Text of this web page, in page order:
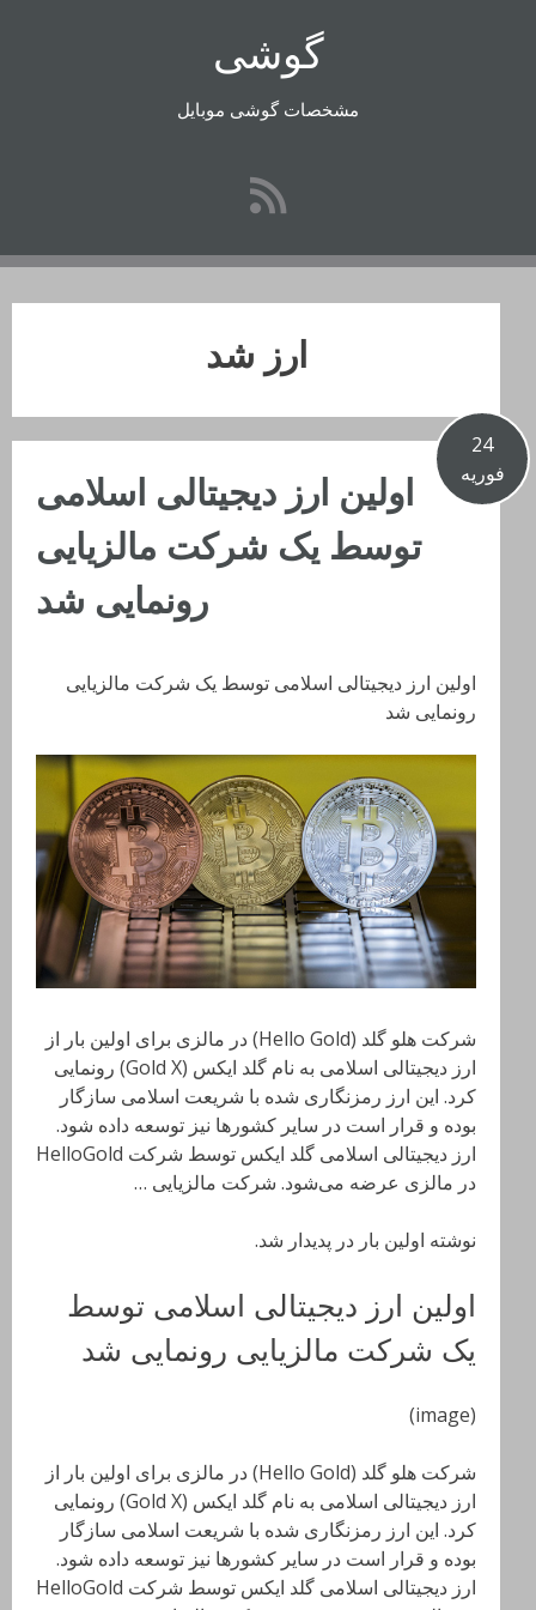
گوشی
مشخصات گوشی موبایل
ارز شد
24
فوریه
اولین ارز دیجیتالی اسلامی
توسط یک شرکت مالزیایی
رونمایی شد
اولین ارز دیجیتالی اسلامی توسط یک شرکت مالزیایی
رونمایی شد
شرکت هلو گلد (Hello Gold) در مالزی برای اولین بار از
ارز دیجیتالی اسلامی به نام گلد ایکس (Gold X) رونمایی
کرد. این ارز رمزنگاری شده با شریعت اسلامی سازگار
بوده و قرار است در سایر کشورها نیز توسعه داده شود.
ارز دیجیتالی اسلامی گلد ایکس توسط شرکت HelloGold
در مالزی عرضه می‌شود. شرکت مالزیایی …
نوشته اولین بار در پدیدار شد.
اولین ارز دیجیتالی اسلامی توسط
یک شرکت مالزیایی رونمایی شد
(image)
شرکت هلو گلد (Hello Gold) در مالزی برای اولین بار از
ارز دیجیتالی اسلامی به نام گلد ایکس (Gold X) رونمایی
کرد. این ارز رمزنگاری شده با شریعت اسلامی سازگار
بوده و قرار است در سایر کشورها نیز توسعه داده شود.
ارز دیجیتالی اسلامی گلد ایکس توسط شرکت HelloGold